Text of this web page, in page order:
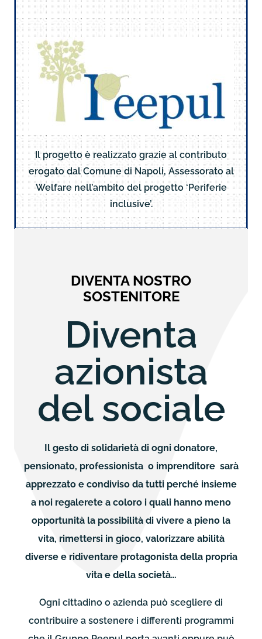
Il progetto è realizzato grazie al contributo
erogato dal Comune di Napoli, Assessorato al
Welfare nell’ambito del progetto ‘Periferie
inclusive’.
DIVENTA NOSTRO
SOSTENITORE
Diventa
azionista
del sociale
Il gesto di solidarietà di ogni donatore,
pensionato, professionista o imprenditore sarà
apprezzato e condiviso da tutti perché insieme
a noi regalerete a coloro i quali hanno meno
opportunità la possibilità di vivere a pieno la
vita, rimettersi in gioco, valorizzare abilità
diverse e ridiventare protagonista della propria
vita e della società…
Ogni cittadino o azienda può scegliere di
contribuire a sostenere i differenti programmi